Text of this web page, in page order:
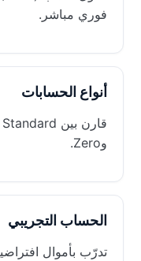
فوري مباشر.
أنواع الحسابات
وZero.
الحساب التجريبي
تدرّب بأموال